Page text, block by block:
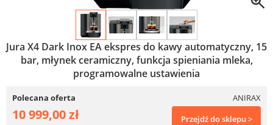
Jura X4 Dark Inox EA ekspres do kawy automatyczny, 15
bar, młynek ceramiczny, funkcja spieniania mleka,
programowalne ustawienia
Polecana oferta ANIRAX
10 999,00 zł Przejdź do sklepu >